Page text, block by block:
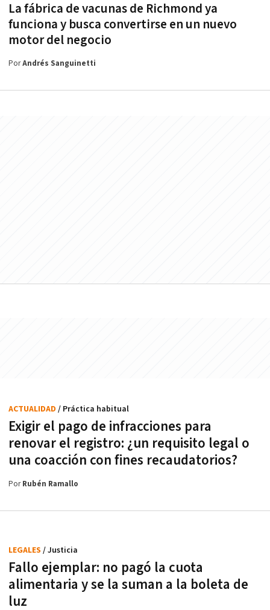
La fábrica de vacunas de Richmond ya
funciona y busca convertirse en un nuevo
motor del negocio
PorAndrés Sanguinetti
Exigir el pago de infracciones para
renovar el registro: ¿un requisito legal o
una coacción con fines recaudatorios?
ACTUALIDAD / Práctica habitual
PorRubén Ramallo
Fallo ejemplar: no pagó la cuota
alimentaria y se la suman a la boleta de
luz
LEGALES / Justicia